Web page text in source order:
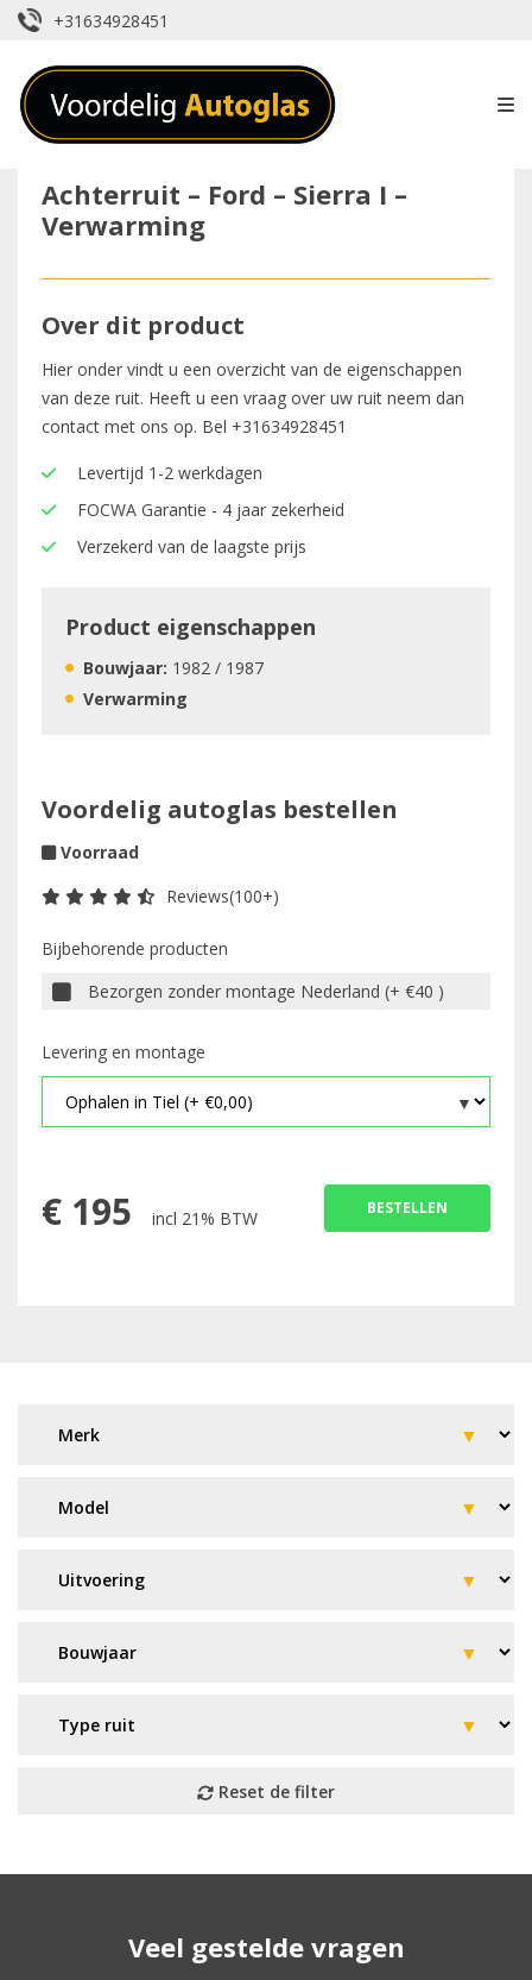
+31634928451
Achterruit – Ford – Sierra I –
Verwarming
Over dit product
Hier onder vindt u een overzicht van de eigenschappen
van deze ruit. Heeft u een vraag over uw ruit neem dan
contact met ons op. Bel +31634928451
Levertijd 1-2 werkdagen
FOCWA Garantie - 4 jaar zekerheid
Verzekerd van de laagste prijs
Product eigenschappen
Bouwjaar: 1982 / 1987
Verwarming
Voordelig autoglas bestellen
Voorraad
Reviews(100+)
Bijbehorende producten
Bezorgen zonder montage Nederland (+ €40 )
Levering en montage
€ 195 incl 21% BTW BESTELLEN
verder!Veel gestelde vragen